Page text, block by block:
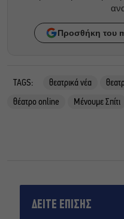
Προσθήκη του
TAGS: θεατρικά νέα
θέατρο online
Μένουμε Σπίτι
ΔΕΙΤΕ ΕΠΙΣΗΣ